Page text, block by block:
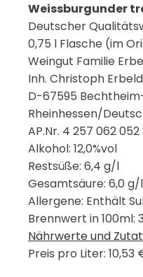
Weissburgunder
Deutscher
0,75 l Flasche (im
Weingut Familie
Inh. Christoph
D-67595
Rheinhessen/
AP.Nr. 4 257 062 052
Alkohol: 12,0%vol
Restsüße: 6,4 g/l
Gesamtsäure: 6,0 g/l
Allergene: Enthält
Brennwert in 100ml:
Nährwerte und
Preis pro Liter: 10,53